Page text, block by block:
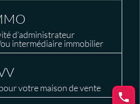
d’administrateur
intermédiaire immobilier
votre maison de vente